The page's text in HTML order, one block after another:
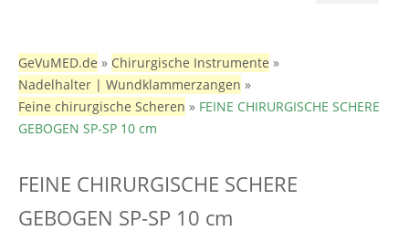
GeVuMED.de » Chirurgische Instrumente »
Nadelhalter | Wundklammerzangen »
Feine chirurgische Scheren » FEINE CHIRURGISCHE SCHERE
GEBOGEN SP-SP 10 cm
FEINE CHIRURGISCHE SCHERE
GEBOGEN SP-SP 10 cm